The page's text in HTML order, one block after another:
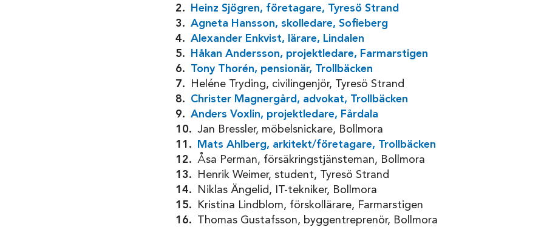
Heinz Sjögren, företagare, Tyresö Strand
Agneta Hansson, skolledare, Sofieberg
Alexander Enkvist, lärare, Lindalen
Håkan Andersson, projektledare, Farmarstigen
Tony Thorén, pensionär, Trollbäcken
Heléne Tryding, civilingenjör, Tyresö Strand
Christer Magnergård, advokat, Trollbäcken
Anders Voxlin, projektledare, Fårdala
Jan Bressler, möbelsnickare, Bollmora
Mats Ahlberg, arkitekt/företagare, Trollbäcken
Åsa Perman, försäkringstjänsteman, Bollmora
Henrik Weimer, student, Tyresö Strand
Niklas Ängelid, IT-tekniker, Bollmora
Kristina Lindblom, förskollärare, Farmarstigen
Thomas Gustafsson, byggentreprenör, Bollmora